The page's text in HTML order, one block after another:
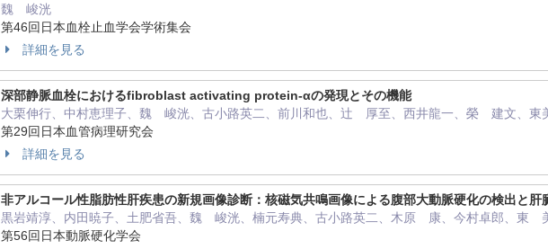
魏 峻洸
第46回日本血栓止血学会学術集会
詳細を見る
深部静脈血栓におけるfibroblast activating protein-αの発現とその機能
大栗伸行、中村恵理子、魏 峻洸、古小路英二、前川和也、辻 厚至、西井龍一、榮 建文、
第29回日本血管病理研究会
詳細を見る
非アルコール性脂肪性肝疾患の新規画像診断：核磁気共鳴画像による腹部大動脈硬化の検出と肝
黒岩靖淳、内田暁子、土肥省吾、魏 峻洸、楠元寿典、古小路英二、木原 康、今村卓郎、東
第56回日本動脈硬化学会